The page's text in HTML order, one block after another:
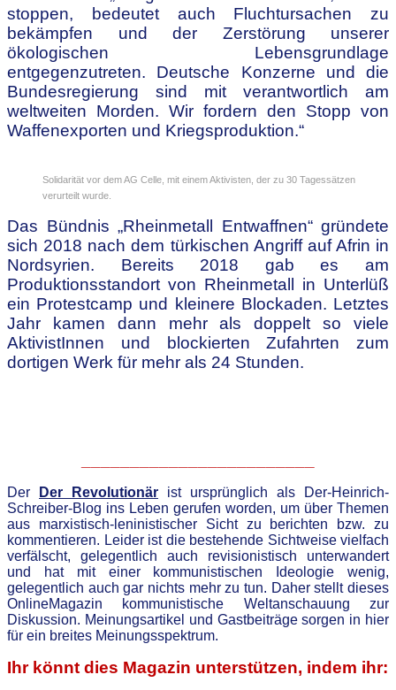
stoppen, bedeutet auch Fluchtursachen zu
bekämpfen und der Zerstörung unserer
ökologischen Lebensgrundlage
entgegenzutreten. Deutsche Konzerne und die
Bundesregierung sind mit verantwortlich am
weltweiten Morden. Wir fordern den Stopp von
Waffenexporten und Kriegsproduktion.“
Solidarität vor dem AG Celle, mit einem Aktivisten, der zu 30 Tagessätzen
verurteilt wurde.
Das Bündnis „Rheinmetall Entwaffnen“ gründete
sich 2018 nach dem türkischen Angriff auf Afrin in
Nordsyrien. Bereits 2018 gab es am
Produktionsstandort von Rheinmetall in Unterlüß
ein Protestcamp und kleinere Blockaden. Letztes
Jahr kamen dann mehr als doppelt so viele
AktivistInnen und blockierten Zufahrten zum
dortigen Werk für mehr als 24 Stunden.
Der Der Revolutionär ist ursprünglich als Der-Heinrich-
Schreiber-Blog ins Leben gerufen worden, um über Themen
aus marxistisch-leninistischer Sicht zu berichten bzw. zu
kommentieren. Leider ist die bestehende Sichtweise vielfach
verfälscht, gelegentlich auch revisionistisch unterwandert
und hat mit einer kommunistischen Ideologie wenig,
gelegentlich auch gar nichts mehr zu tun. Daher stellt dieses
OnlineMagazin kommunistische Weltanschauung zur
Diskussion. Meinungsartikel und Gastbeiträge sorgen in hier
für ein breites Meinungsspektrum.
Ihr könnt dies Magazin unterstützen, indem ihr: